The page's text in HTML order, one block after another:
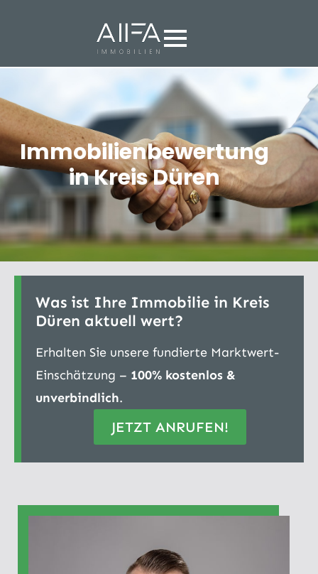
Immobilienbewertung
in Kreis Düren
Was ist Ihre Immobilie in Kreis
Düren aktuell wert?
Erhalten Sie unsere fundierte Marktwert-
Einschätzung – 100% kostenlos &
unverbindlich.
JETZT ANRUFEN!